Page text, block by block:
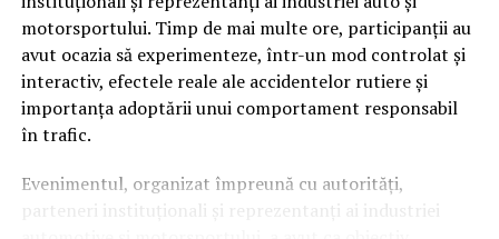
materie disciplinara a Consiliului Superior al
Magistraturii care va decide cu privire la angajarea
raspunderii procurorului in cauza”.
Iata si comunicatul postat peFacebook, prin care
ONG-ul lui Bogdan Pirlog s-a dezlantuit impotriva
SIIJ:
Cum știu dacă am obezitate? Rolul IMC și al
evaluării medicale
Deși Indicele de Masă Corporală (IMC) este utilizat
frecvent pentru clasificarea
Medicul poate lua în considerare raportul talie–
înălțime, impactul asupra sănătății, calitatea vieții,
motorsportului. Timp de mai multe ore, participanții au
avut ocazia să experimenteze, într-un mod controlat și
interactiv, efectele reale ale accidentelor rutiere și
importanța adoptării unui comportament responsabil
în trafic.
Evenimentul, organizat împreună cu autorități,
parteneri instituționali și reprezentanți ai industriei